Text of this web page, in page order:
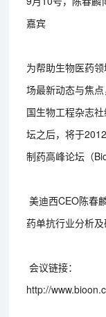
嘉宾
为帮助生物医药
场最新动态与焦
国生物工程杂志
坛之后，将于
制药高峰论坛（
美迪西CEO陈春
药单抗行业分析及
会议链接：
http://